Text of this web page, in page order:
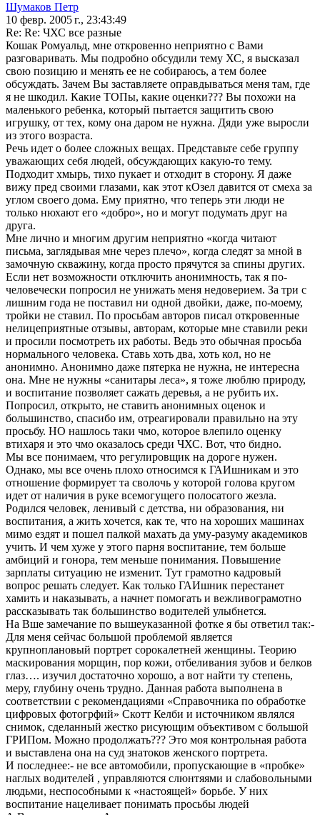
Шумаков Петр
10 февр. 2005 г., 23:43:49
Re: Re: ЧХС все разные
Кошак Ромуальд, мне откровенно неприятно с Вами
разговаривать. Мы подробно обсудили тему ХС, я высказал
свою позицию и менять ее не собираюсь, а тем более
обсуждать. Зачем Вы заставляете оправдываться меня там, где
я не шкодил. Какие ТОПы, какие оценки??? Вы похожи на
маленького ребенка, который пытается защитить свою
игрушку, от тех, кому она даром не нужна. Дяди уже выросли
из этого возраста.
Речь идет о более сложных вещах. Представьте себе группу
уважающих себя людей, обсуждающих какую-то тему.
Подходит хмырь, тихо пукает и отходит в сторону. Я даже
вижу пред своими глазами, как этот кОзел давится от смеха за
углом своего дома. Ему приятно, что теперь эти люди не
только нюхают его «добро», но и могут подумать друг на
друга.
Мне лично и многим другим неприятно «когда читают
письма, заглядывая мне через плечо», когда следят за мной в
замочную скважину, когда просто прячутся за спины других.
Если нет возможности отключить анонимность, так я по-
человечески попросил не унижать меня недоверием. За три с
лишним года не поставил ни одной двойки, даже, по-моему,
тройки не ставил. По просьбам авторов писал откровенные
нелицеприятные отзывы, авторам, которые мне ставили реки
и просили посмотреть их работы. Ведь это обычная просьба
нормального человека. Ставь хоть два, хоть кол, но не
анонимно. Анонимно даже пятерка не нужна, не интересна
она. Мне не нужны «санитары леса», я тоже люблю природу,
и воспитание позволяет сажать деревья, а не рубить их.
Попросил, открыто, не ставить анонимных оценок и
большинство, спасибо им, отреагировали правильно на эту
просьбу. НО нашлось таки чмо, которое влепило оценку
втихаря и это чмо оказалось среди ЧХС. Вот, что бидно.
Мы все понимаем, что регулировщик на дороге нужен.
Однако, мы все очень плохо относимся к ГАИшникам и это
отношение формирует та сволочь у которой голова кругом
идет от наличия в руке всемогущего полосатого жезла.
Родился человек, ленивый с детства, ни образования, ни
воспитания, а жить хочется, как те, что на хороших машинах
мимо ездят и пошел палкой махать да уму-разуму академиков
учить. И чем хуже у этого парня воспитание, тем больше
амбиций и гонора, тем меньше понимания. Повышение
зарплаты ситуацию не изменит. Тут грамотно кадровый
вопрос решать следует. Как только ГАИшник перестанет
хамить и наказывать, а начнет помогать и вежливограмотно
рассказывать так большинство водителей улыбнется.
На Вше замечание по вышеуказанной фотке я бы ответил так:-
Для меня сейчас большой проблемой является
крупноплановый портрет сорокалетней женщины. Теорию
маскирования морщин, пор кожи, отбеливания зубов и белков
глаз…. изучил достаточно хорошо, а вот найти ту степень,
меру, глубину очень трудно. Данная работа выполнена в
соответствии с рекомендациями «Справочника по обработке
цифровых фотогрфий» Скотт Келби и источником являлся
снимок, сделанный жестко рисующим объективом с большой
ГРИПом. Можно продолжать??? Это моя контрольная работа
и выставлена она на суд знатоков женского портрета.
И последнее:- не все автомобили, пропускающие в «пробке»
наглых водителей , управляются слюнтяями и слабовольными
людьми, неспособными к «настоящей» борьбе. У них
воспитание нацеливает понимать просьбы людей